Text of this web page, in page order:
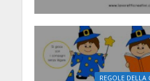
REGOLE DELLA